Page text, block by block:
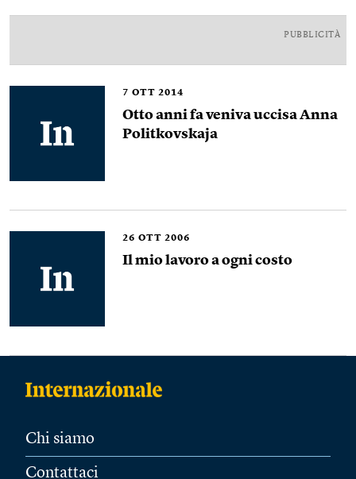
PUBBLICITÀ
7 OTT 2014
Otto anni fa veniva uccisa Anna
Politkovskaja
26 OTT 2006
Il mio lavoro a ogni costo
Chi siamo
Contattaci